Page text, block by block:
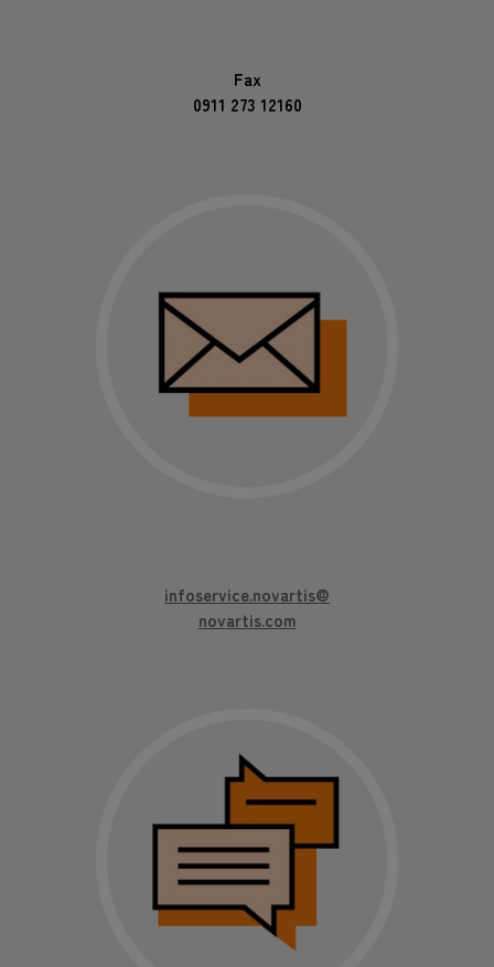
Fax
0911 273 12160
infoservice.novartis@
novartis.com